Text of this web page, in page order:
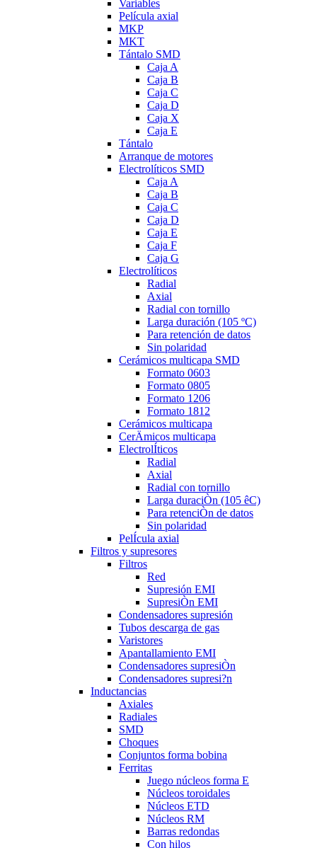
Variables
Película axial
MKP
MKT
Tántalo SMD
Caja A
Caja B
Caja C
Caja D
Caja X
Caja E
Tántalo
Arranque de motores
Electrolíticos SMD
Caja A
Caja B
Caja C
Caja D
Caja E
Caja F
Caja G
Electrolíticos
Radial
Axial
Radial con tornillo
Larga duración (105 ºC)
Para retención de datos
Sin polaridad
Cerámicos multicapa SMD
Formato 0603
Formato 0805
Formato 1206
Formato 1812
Cerámicos multicapa
CerÄmicos multicapa
ElectrolÍticos
Radial
Axial
Radial con tornillo
Larga duraciÒn (105 êC)
Para retenciÒn de datos
Sin polaridad
PelÍcula axial
Filtros y supresores
Filtros
Red
Supresión EMI
SupresiÒn EMI
Condensadores supresión
Tubos descarga de gas
Varistores
Apantallamiento EMI
Condensadores supresiÒn
Condensadores supresi?n
Inductancias
Axiales
Radiales
SMD
Choques
Conjuntos forma bobina
Ferritas
Juego núcleos forma E
Núcleos toroidales
Núcleos ETD
Núcleos RM
Barras redondas
Con hilos